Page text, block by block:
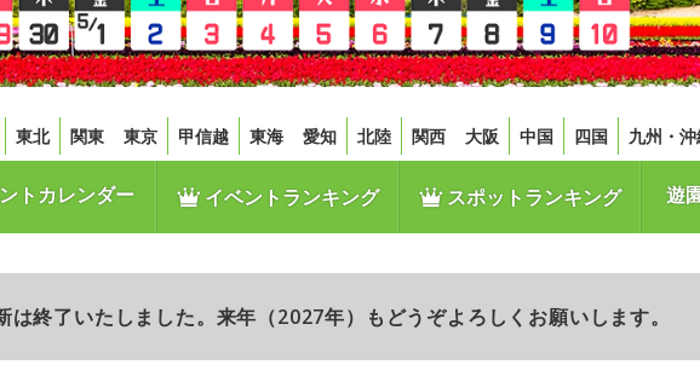
東北 関東 東京 甲信越 東海 愛知 北陸 関西 大阪 中国 四国 九州・
トカレンダー イベントランキング スポットランキング 遊
は終了いたしました。来年（2027年）もどうぞよろしくお願いします。